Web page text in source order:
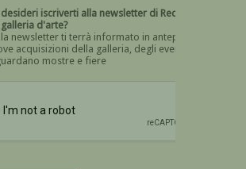
desideri iscriverti alla newsletter di Recta
galleria d'arte?
la newsletter ti terrà informato in anteprima
acquisizioni della galleria, degli eventi
mostre e fiere